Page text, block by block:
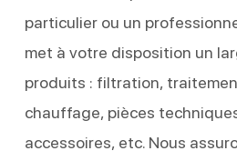
particulier ou un
met à votre disposition un
produits : filtration,
chauffage, pièces
accessoires, etc. Nous